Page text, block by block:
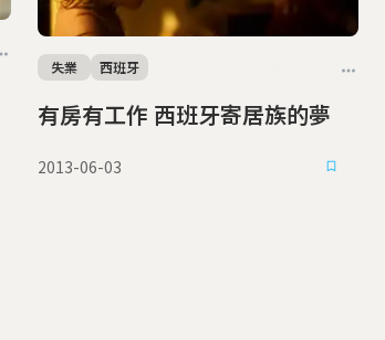
有房有工作 西班牙寄居族的夢
失業 西班牙
2013-06-03